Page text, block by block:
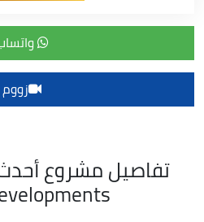
زووم
تفاصيل مشروع